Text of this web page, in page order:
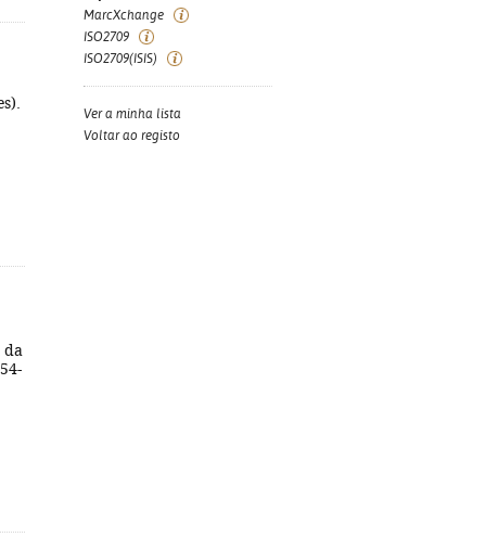
da
MarcXchange
ISO2709
ISO2709(ISIS)
Ver a minha lista
Voltar ao registo